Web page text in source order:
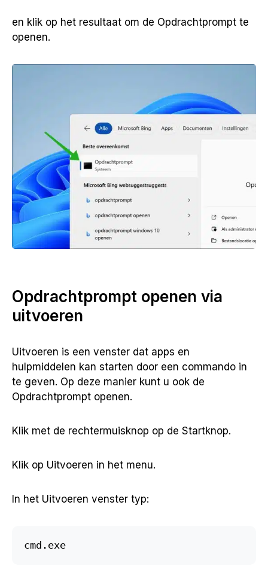
en klik op het resultaat om de Opdrachtprompt te
openen.
Opdrachtprompt openen via
uitvoeren
Uitvoeren is een venster dat apps en
hulpmiddelen kan starten door een commando in
te geven. Op deze manier kunt u ook de
Opdrachtprompt openen.
Klik met de rechtermuisknop op de Startknop.
Klik op Uitvoeren in het menu.
In het Uitvoeren venster typ:
cmd.exe